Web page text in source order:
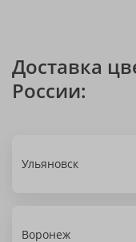
Доставка
России:
Ульяновск
Воронеж